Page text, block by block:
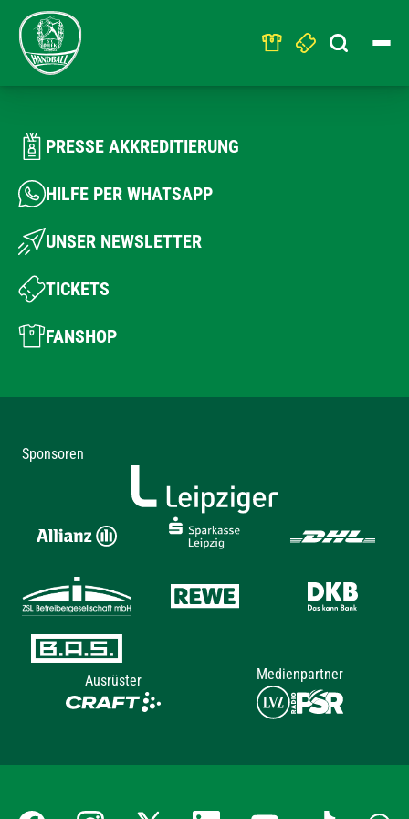
Search
for:
PRESSE AKKREDITIERUNG
HILFE PER WHATSAPP
UNSER NEWSLETTER
TICKETS
FANSHOP
Sponsoren
Ausrüster Medienpartner